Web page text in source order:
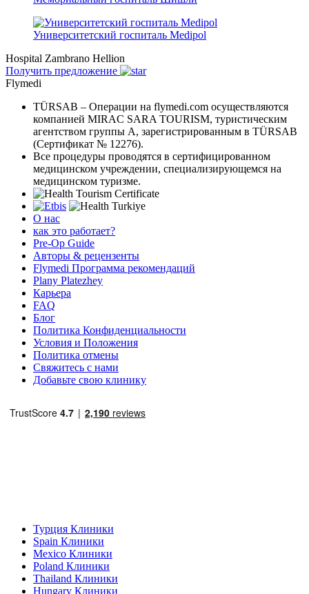
Университетский госпиталь Medipol
Hospital Zambrano Hellion
Получить предложение
Flymedi
TÜRSAB – Операции на flymedi.com осуществляются
компанией MIRAC SARA TOURISM, туристическим
агентством группы A, зарегистрированным в TÜRSAB
(Сертификат № 12276).
Все процедуры проводятся в сертифицированном
медицинском учреждении, специализирующемся на
медицинском туризме.
О нас
как это работает?
Pre-Op Guide
Авторы & рецензенты
Flymedi Программа рекомендаций
Plany Platezhey
Карьера
FAQ
Блог
Политика Конфиденциальности
Условия и Положения
Политика отмены
Свяжитесь с нами
Добавьте свою клинику
Турция Клиники
Spain Клиники
Mexico Клиники
Poland Клиники
Thailand Клиники
Hungary Клиники